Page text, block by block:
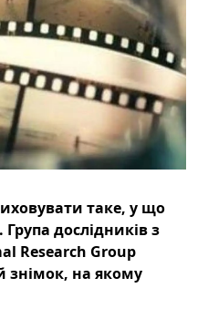
таке, у що
дослідників з
Research Group
знімок, на якому